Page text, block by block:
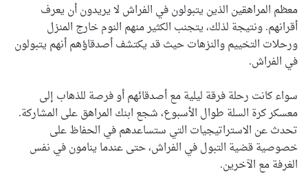
معظم المراهقين الذين يتبولون في الفراش لا يريدون أن يعرف
أقرانهم. ونتيجة لذلك، يتجنب الكثير منهم النوم خارج المنزل
ورحلات التخييم والنزهات حيث قد يكتشف أصدقاؤهم أنهم يتبولون
في الفراش.
سواء كانت رحلة فرقة ليلية مع أصدقائهم أو فرصة للذهاب إلى
معسكر كرة السلة طوال الأسبوع، شجع ابنك المراهق على المشاركة.
تحدث عن الاستراتيجيات التي ستساعدهم في الحفاظ على
خصوصية قضية التبول في الفراش، حتى عندما ينامون في نفس
الغرفة مع الآخرين.